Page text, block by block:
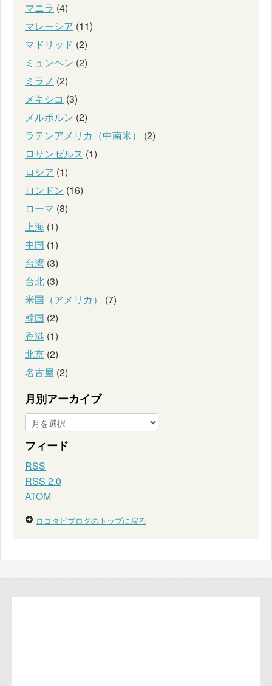
マニラ (4)
マレーシア (11)
マドリッド (2)
ミュンヘン (2)
ミラノ (2)
メキシコ (3)
メルボルン (2)
ラテンアメリカ（中南米）
(2)
ロサンゼルス (1)
ロシア (1)
ロンドン (16)
ローマ (8)
上海 (1)
中国 (1)
台湾 (3)
台北 (3)
米国（アメリカ）
(7)
韓国 (2)
香港 (1)
北京 (2)
名古屋 (2)
月別アーカイブ
フィード
RSS
RSS 2.0
ATOM
ロコタビブログのトップに戻る